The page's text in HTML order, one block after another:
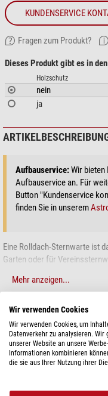
KUNDENSERVICE
Fragen zum Produkt?
Dieses Produkt gibt es in
Holzschutz
nein
ja
Aufbauservice:Wir
Aufbauservice an. Für
Button "Kundenservice
finden Sie in unserem
Eine Rolldach-Sternwarte ist
Garten oder für
dendenkbar besten
WeitereVorteile der Rolldach-
Eine Rolldachhütte
selbst vor störendem
Wind. Dabei ist die Hütte
stehen, ohne sich den
Seeing. Vielmehr
Mehr anzeigen...
Leistung
Wandstärke (mm)
Wir verwenden Cookies
Wir verwenden Cookies, um
Datenverkehr zu analysieren.
unserer Website an unsere
Informationen kombinieren
die sie aus Ihrer Nutzung ihrer